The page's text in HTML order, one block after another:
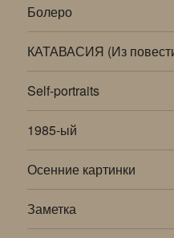
Болеро
КАТАВАСИЯ (Из
Self-portraits
1985-ый
Осенние картинки
Заметка